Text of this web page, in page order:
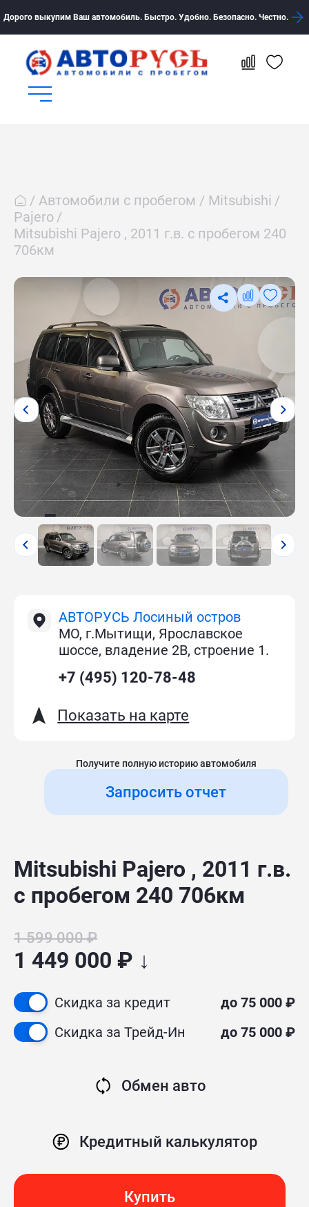
Дорого выкупим Ваш автомобиль. Быстро. Удобно. Безопасно. Честно.
Автомобили с пробегом
Mitsubishi
Pajero
Mitsubishi Pajero , 2011 г.в. с пробегом 240
706км
АВТОРУСЬ Лосиный остров
МО, г.Мытищи, Ярославское
шоссе, владение 2В, строение 1.
+7 (495) 120-78-48
Показать на карте
Получите полную историю автомобиля
Запросить отчет
Mitsubishi Pajero , 2011 г.в.
с пробегом 240 706км
1 599 000 ₽
1 449 000 ₽ ↓
Скидка за кредит
до 75 000 ₽
Скидка за Трейд-Ин
до 75 000 ₽
Обмен авто
Кредитный калькулятор
Купить